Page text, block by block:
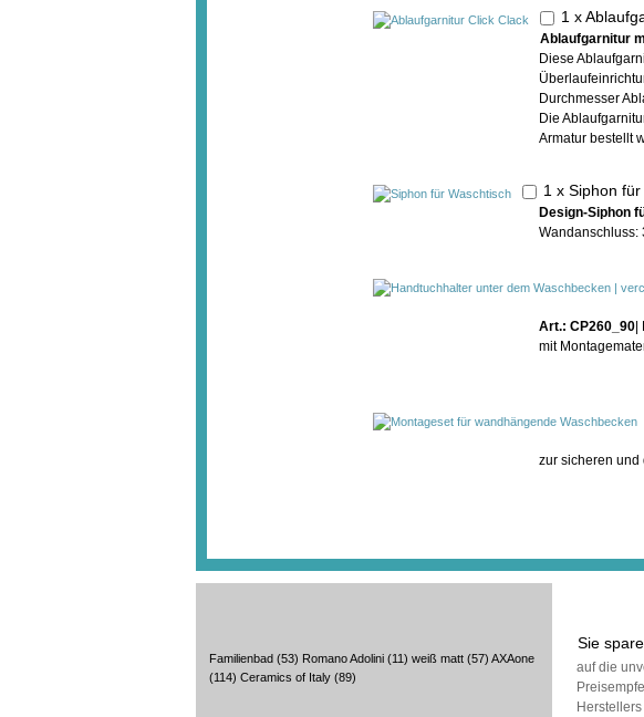
1 x
Ablaufgarnitur
Diese
Durchmesser
Die
Armatur bestellt
1 x Siphon
Design-Siphon
Wandanschluss:
Art.: CP260_90
mit
zur sicheren und
Sie
auf die
Familienbad (53) Romano Adolini (11) weiß matt (57) AXAone
(114) Ceramics of Italy (89)